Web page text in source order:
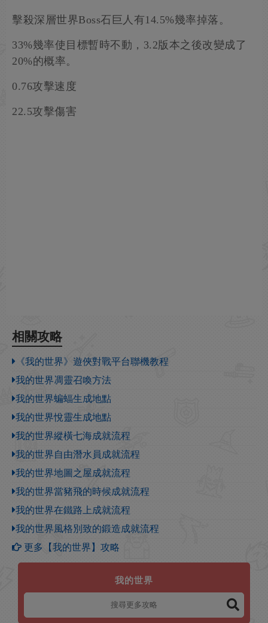
擊殺深層世界Boss石巨人有14.5%幾率掉落。
33%幾率使目標暫時不動，3.2版本之後改變成了
20%的概率。
0.76攻擊速度
22.5攻擊傷害
相關攻略
《我的世界》遊俠對戰平台聯機教程
我的世界凋靈召喚方法
我的世界蝙蝠生成地點
我的世界悅靈生成地點
我的世界縱橫七海成就流程
我的世界自由潛水員成就流程
我的世界地圖之屋成就流程
我的世界當豬飛的時候成就流程
我的世界在鐵路上成就流程
我的世界風格別致的鍛造成就流程
更多【我的世界】攻略
我的世界